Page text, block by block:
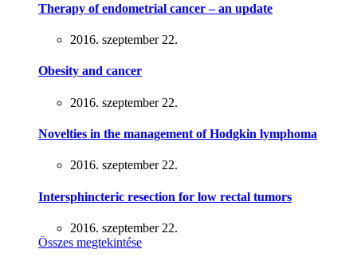
Therapy of endometrial cancer – an update
2016. szeptember 22.
Obesity and cancer
2016. szeptember 22.
Novelties in the management of Hodgkin lymphoma
2016. szeptember 22.
Intersphincteric resection for low rectal tumors
2016. szeptember 22.
Összes megtekintése